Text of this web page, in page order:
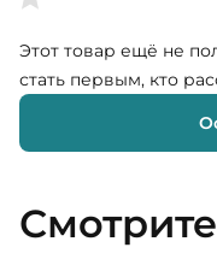
Этот товар ещё не
стать первым, кто